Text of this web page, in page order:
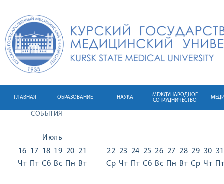
ГЛАВНАЯ ОБРАЗОВАНИЕ НАУКА
МЕЖДУНАРОДНОЕ
СОТРУДНИЧЕСТВО
СОБЫТИЯ
Июль
16
Чт
17
Пт
18
Сб
19
Вс
20
Пн
21
Вт
22
Ср
23
Чт
24
Пт
25
Сб
26
Вс
27
Пн
28
Вт
29
Ср
30
Чт
31
Пт